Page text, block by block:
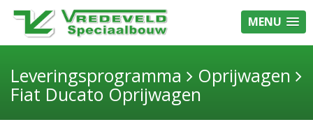
MENU
Leveringsprogramma Oprijwagen
Fiat Ducato Oprijwagen